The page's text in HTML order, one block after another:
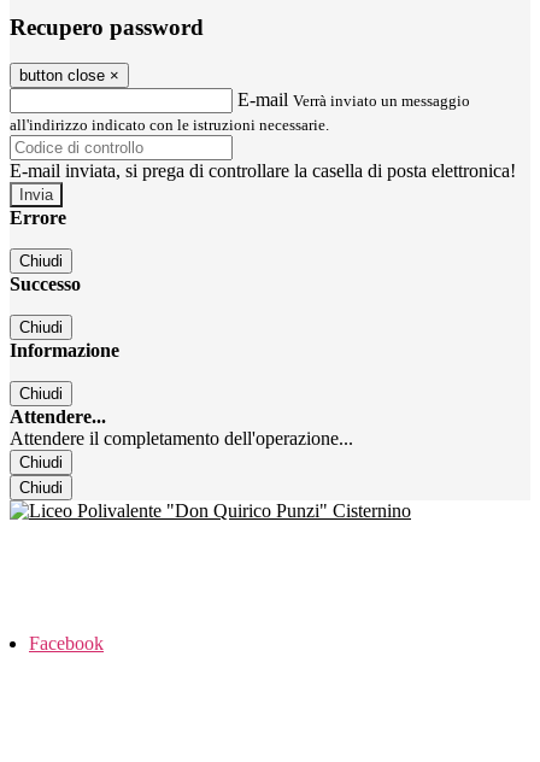
Recupero password
button close ×
E-mail Verrà inviato un messaggio
all'indirizzo indicato con le istruzioni necessarie.
E-mail inviata, si prega di controllare la casella di posta elettronica!
Errore
Chiudi
Successo
Chiudi
Informazione
Chiudi
Attendere...
Attendere il completamento dell'operazione...
Chiudi
Chiudi
Facebook